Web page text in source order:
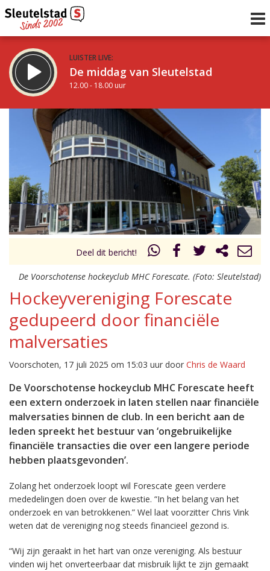
LUISTER LIVE:
De middag van Sleutelstad
12.00 - 18.00 uur
STRAKS:
De avond van Sleutelstad
18.00 - 19.00 uur
Vorig uur
uur 1 van 0 Volgend uur
Inklappen
Deel dit bericht!
De Voorschotense hockeyclub MHC Forescate. (Foto: Sleutelstad)
Hockeyvereniging Forescate
gedupeerd door financiële
malversaties
Voorschoten, 17 juli 2025 om 15:03 uur door Chris de Waard
De Voorschotense hockeyclub MHC Forescate heeft
een extern onderzoek in laten stellen naar financiële
malversaties binnen de club. In een bericht aan de
leden spreekt het bestuur van ‘ongebruikelijke
financiële transacties die over een langere periode
hebben plaatsgevonden’.
Zolang het onderzoek loopt wil Forescate geen verdere
mededelingen doen over de kwestie. “In het belang van het
onderzoek en van betrokkenen.” Wel laat voorzitter Chris Vink
weten dat de vereniging nog steeds financieel gezond is.
“Wij zijn geraakt in het hart van onze vereniging. Als bestuur
vinden wij het onverteerbaar dat misbruik lijkt te zijn gemaakt